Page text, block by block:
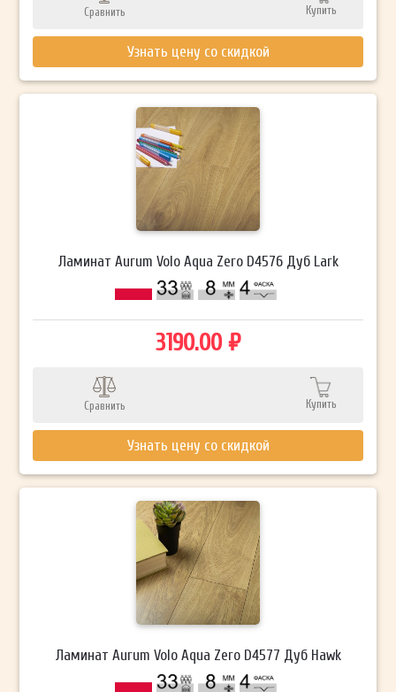
Сравнить Купить
Узнать цену со скидкой
Ламинат Aurum Volo Aqua Zero D4576 Дуб Lark
3190.00 ₽
Сравнить Купить
Узнать цену со скидкой
Ламинат Aurum Volo Aqua Zero D4577 Дуб Hawk